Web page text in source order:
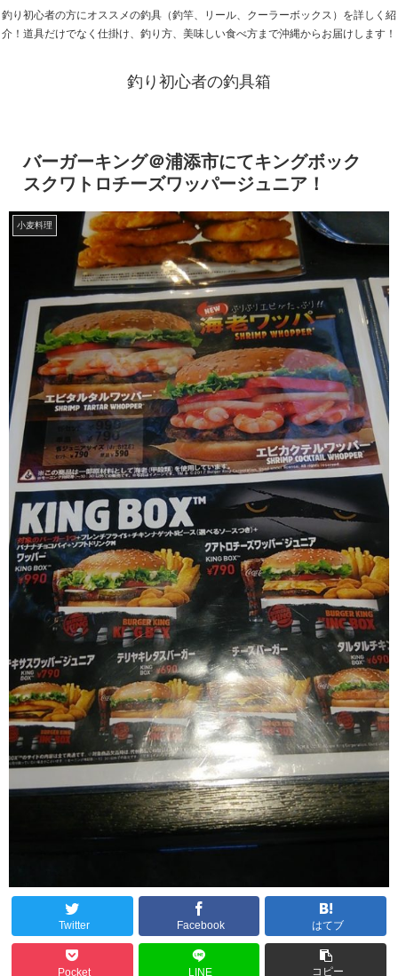
釣り初心者の方にオススメの釣具（釣竿、リール、クーラーボックス）を詳しく紹
介！道具だけでなく仕掛け、釣り方、美味しい食べ方まで沖縄からお届けします！
釣り初心者の釣具箱
バーガーキング＠浦添市にてキングボック
スクワトロチーズワッパージュニア！
小麦料理
Twitter Facebook はてブ
Pocket LINE コピー